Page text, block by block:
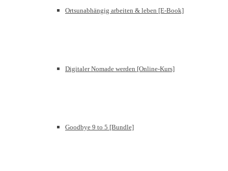
Ortsunabhängig arbeiten & leben [E-Book]
Digitaler Nomade werden [Online-Kurs]
Goodbye 9 to 5 [Bundle]